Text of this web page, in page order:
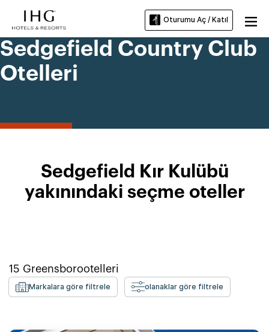
Oturumu Aç / Katıl
Sedgefield Country Club
Otelleri
Sedgefield Kır Kulübü
yakınındaki seçme oteller
15 Greensborootelleri
Markalara göre filtrele olanaklar göre filtrele